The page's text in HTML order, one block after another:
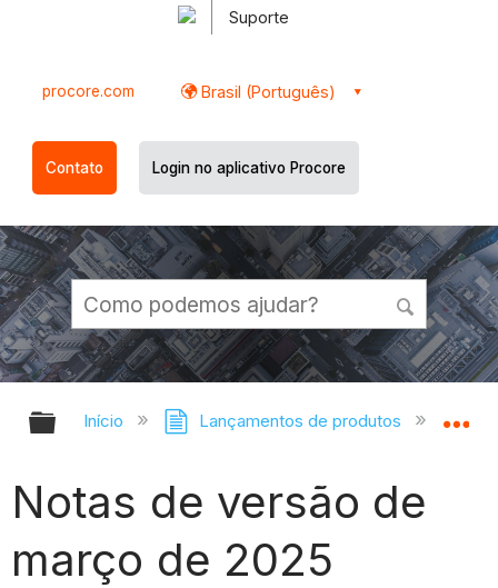
Suporte
procore.com Brasil (Português)
Contato Login no aplicativo Procore
Expandir/recolher hierarquia
Início Lançamentos de produtos
Notas de versão de
março de 2025